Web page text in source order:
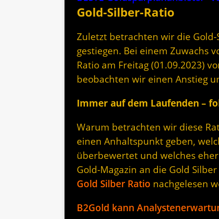
Gold-Silber-Ratio
Zuletzt betrachten wir die Gold-
gestiegen. Bei einem Zuwachs
Ratio am Freitag (01.09.2023)
beobachten wir einen Anstieg
Immer auf dem Laufenden –
Warum betrachten wir diese
einen Anhaltspunkt geben,
überbewertet und welches
Gold-Magazin an die Gold
Gold Silber Ratio nachgelesen
B2Gold kann